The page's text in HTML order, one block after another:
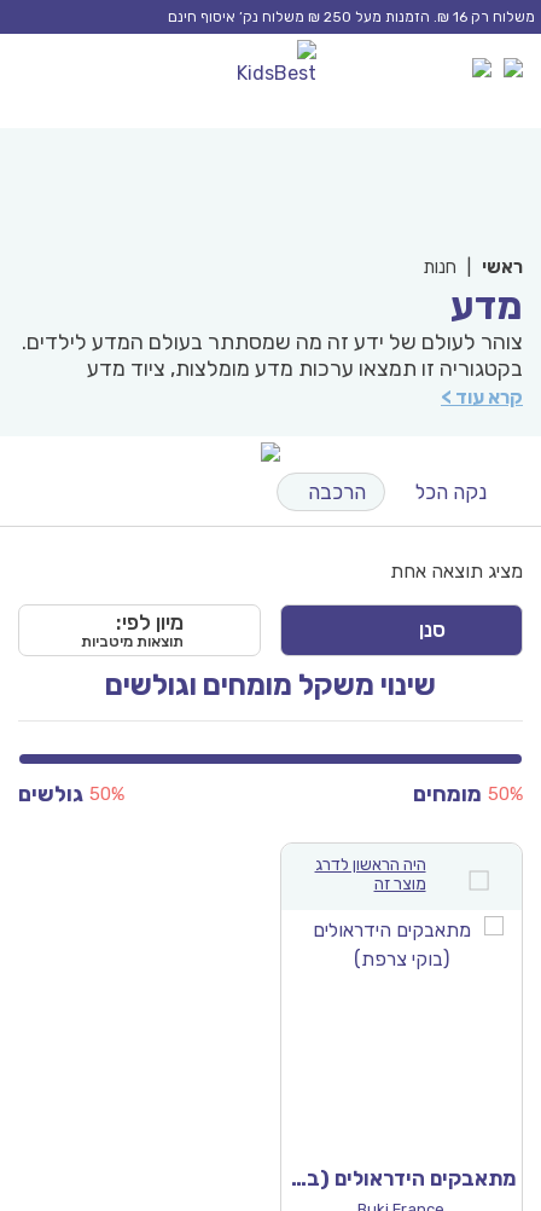
Skip
content
משלוח רק 16 ₪. הזמנות מעל 250 ₪ משלוח נק’ איסוף חינם
ראשי חנות
מדע
צוהר לעולם של ידע זה מה שמסתתר בעולם המדע לילדים.
בקטגוריה זו תמצאו ערכות מדע מומלצות, ציוד מדע
לילדים, מכשירי מדע לילדים. משקפות לילדים, טלסקופים
באפשרותכם לסנן מוצרים לפי גיל, סוג פיתוח מיומנות, סוג
מוצר ועוד. תנו לילדים להתנסות במדע.
קרא עוד >
נקה הכל הרכבה
מציג תוצאה אחת
סנן מיון לפי:
תוצאות מיטביות
שינוי משקל מומחים וגולשים
מומחים 50% גולשים 50%
היה הראשון לדרג
מוצר זה
מתאבקים הידראולים (בוקי צרפת)